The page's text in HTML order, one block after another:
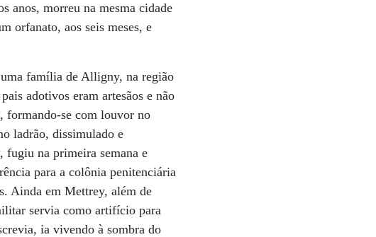
anos, morreu na mesma cidade
orfanato, aos seis meses, e
família de Alligny, na região
adotivos eram artesãos e não
formando-se com louvor no
ladrão, dissimulado e
fugiu na primeira semana e
para a colônia penitenciária
Ainda em Mettrey, além de
servia como artifício para
ia vivendo à sombra do